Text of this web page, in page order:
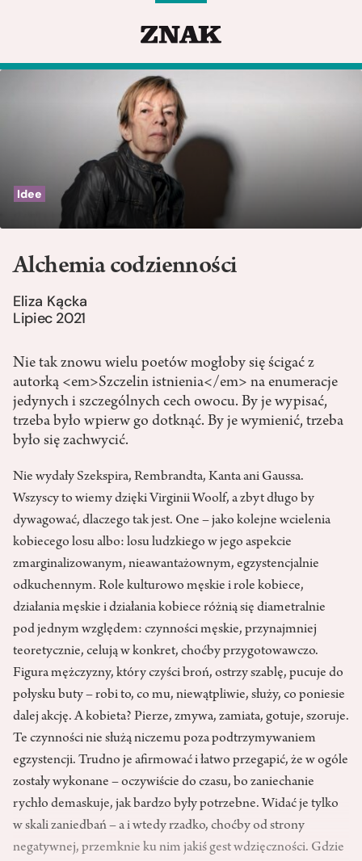
Idee
Alchemia codzienności
Eliza Kącka
Lipiec 2021
Nie tak znowu wielu poetów mogłoby się ścigać z
autorką <em>Szczelin istnienia</em> na enumeracje
jedynych i szczególnych cech owocu. By je wypisać,
trzeba było wpierw go dotknąć. By je wymienić, trzeba
było się zachwycić.
Nie wydały Szekspira, Rembrandta, Kanta ani Gaussa.
Wszyscy to wiemy dzięki Virginii Woolf, a zbyt długo by
dywagować, dlaczego tak jest. One – jako kolejne wcielenia
kobiecego losu albo: losu ludzkiego w jego aspekcie
zmarginalizowanym, nieawantażownym, egzystencjalnie
odkuchennym. Role kulturowo męskie i role kobiece,
działania męskie i działania kobiece różnią się diametralnie
pod jednym względem: czynności męskie, przynajmniej
teoretycznie, celują w konkret, choćby przygotowawczo.
Figura mężczyzny, który czyści broń, ostrzy szablę, pucuje do
połysku buty – robi to, co mu, niewątpliwie, służy, co poniesie
dalej akcję. A kobieta? Pierze, zmywa, zamiata, gotuje, szoruje.
Te czynności nie służą niczemu poza podtrzymywaniem
egzystencji. Trudno je afirmować i łatwo przegapić, że w ogóle
zostały wykonane – oczywiście do czasu, bo zaniechanie
rychło demaskuje, jak bardzo były potrzebne. Widać je tylko
w skali zaniedbań – a i wtedy rzadko, choćby od strony
negatywnej, przemknie ku nim jakiś gest wdzięczności. Gdzie